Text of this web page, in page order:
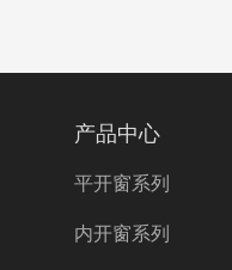
产品中心
平开窗系列
内开窗系列